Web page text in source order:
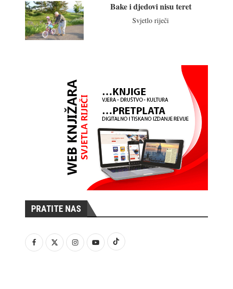
Bake i djedovi nisu teret
Svjetlo riječi
PRATITE NAS